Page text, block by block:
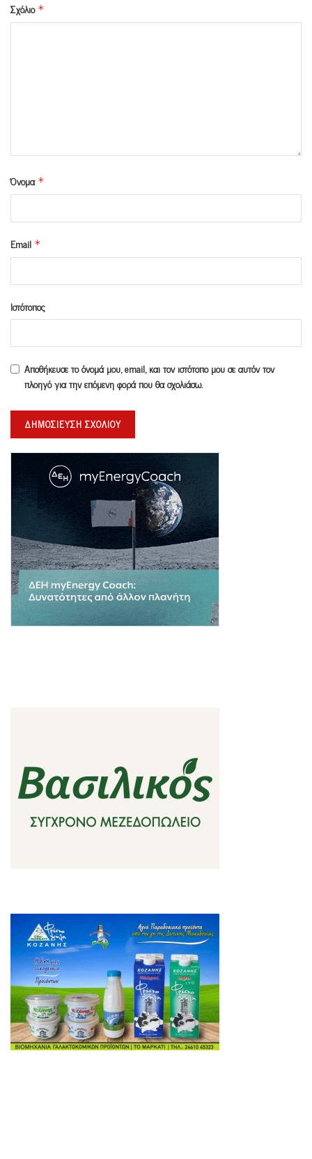
Σχόλιο *
Όνομα *
Email *
Ιστότοπος
Αποθήκευσε το όνομά μου, email, και τον ιστότοπο μου σε αυτόν τον
πλοηγό για την επόμενη φορά που θα σχολιάσω.